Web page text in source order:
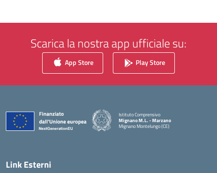
Scarica la nostra app ufficiale su:
App Store Play Store
Istituto Comprensivo
Mignano M.L. - Marzano
Mignano Montelungo (CE)
— Visita la pagina iniziale della scuola
Link Esterni